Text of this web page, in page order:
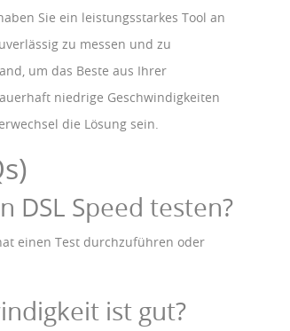
Sie ein leistungsstarkes Tool an
zu messen und zu
um das Beste aus Ihrer
niedrige Geschwindigkeiten
die Lösung sein.
DSL Speed testen?
einen Test durchzuführen oder
ist gut?